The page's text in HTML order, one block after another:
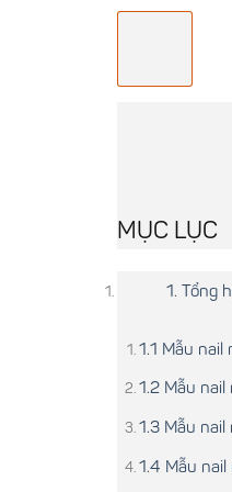
MỤC LỤC
1. Tổng
1.1 Mẫu nail
1.2 Mẫu
1.3 Mẫu nail
1.4 Mẫu